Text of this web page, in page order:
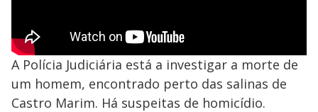
A Polícia Judiciária está a investigar a morte de
um homem, encontrado perto das salinas de
Castro Marim. Há suspeitas de homicídio.